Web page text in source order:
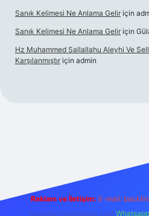
Sanık Kelimesi Ne Anlama Gelir için
Sanık Kelimesi Ne Anlama Gelir için
Hz Muhammed Sallallahu Aleyhi Ve
Karşılanmıştır için admin
Reklam ve İletişim: E-mail:
forumhizmeti@gmail.com